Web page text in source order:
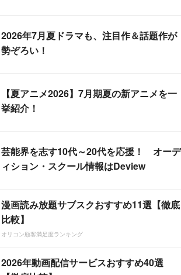
2026年7月夏ドラマも、注目作＆話題作が
勢ぞろい！
【夏アニメ2026】7月期夏の新アニメを一
挙紹介！
芸能界を志す10代～20代を応援！ オーデ
ィション・スクール情報はDeview
漫画読み放題サブスクおすすめ11選【徹底
比較】
オリコン顧客満足度ランキング
2026年動画配信サービスおすすめ40選